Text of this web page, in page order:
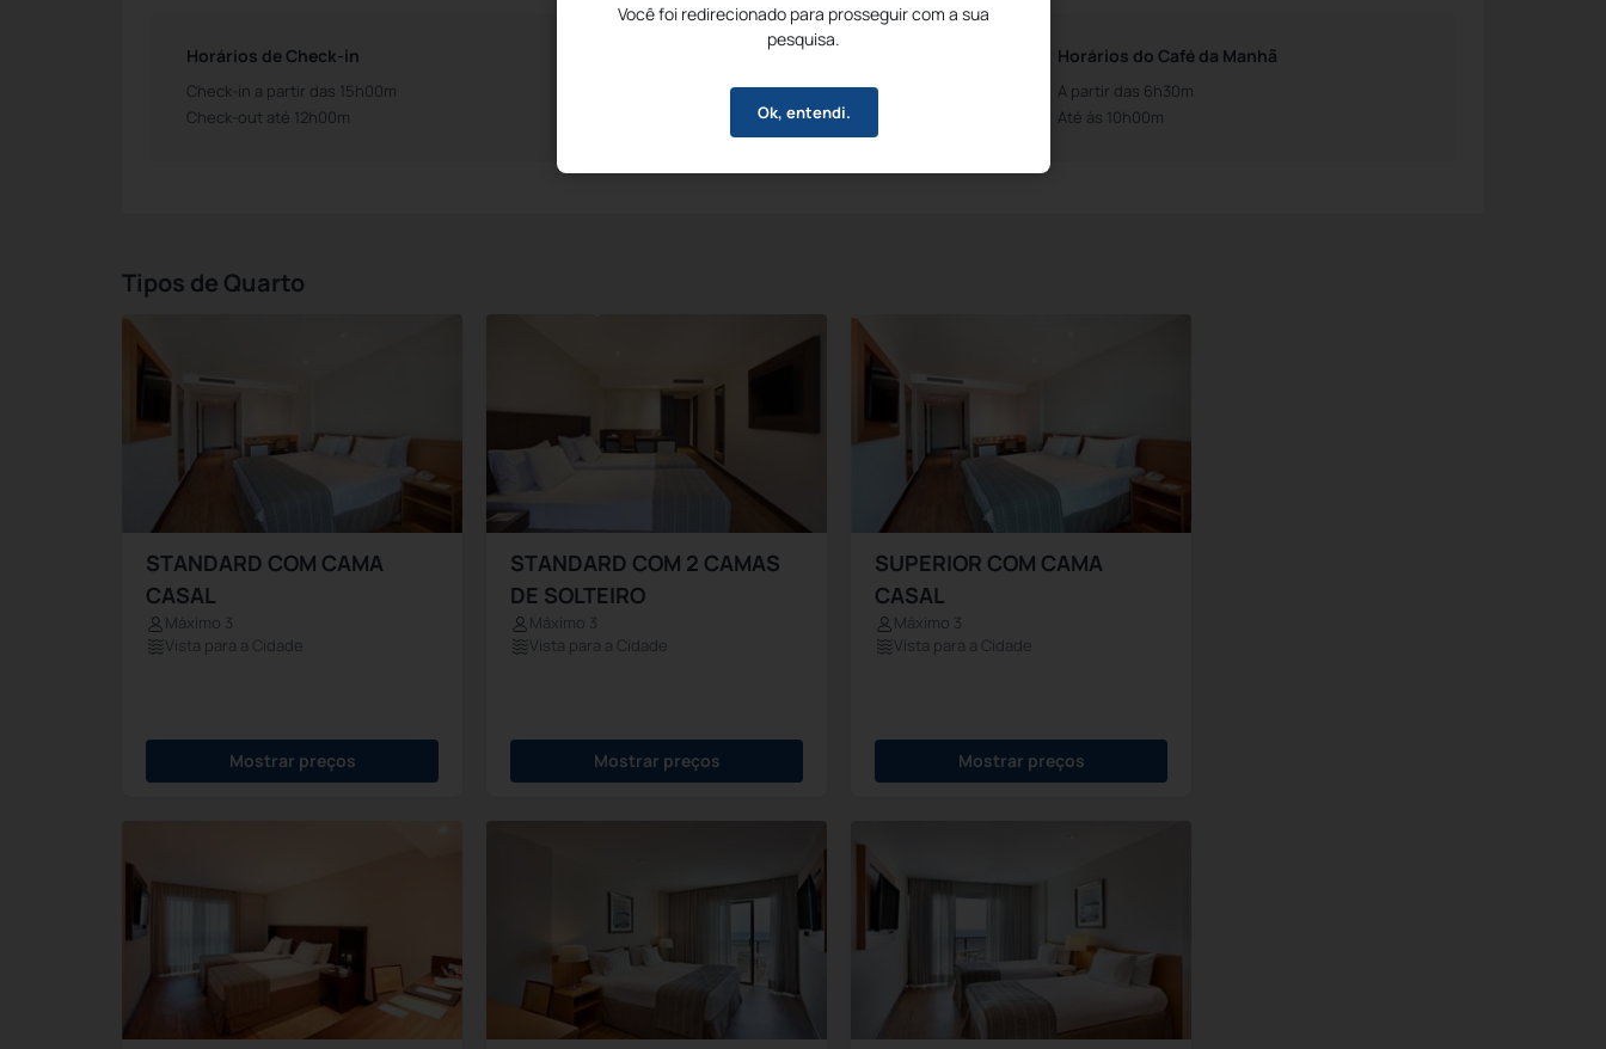
Você foi redirecionado para prosseguir com a sua
pesquisa.
Ok, entendi.
Horários de Check-in
Check-in a partir das 15h00m
Check-out até 12h00m
Horários da Recepção
Aberto das 8h00m
Horários do Café da Manhã
A partir das 6h30m
Até às 10h00m
Tipos de Quarto
STANDARD COM CAMA
CASAL
Máximo 3
Vista para a Cidade
Mostrar preços
STANDARD COM 2 CAMAS
DE SOLTEIRO
Máximo 3
Vista para a Cidade
Mostrar preços
SUPERIOR COM CAMA
CASAL
Máximo 3
Vista para a Cidade
Mostrar preços